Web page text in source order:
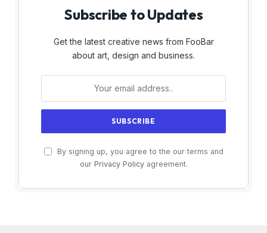
Subscribe to Updates
Get the latest creative news from FooBar
about art, design and business.
By signing up, you agree to the our terms and
our Privacy Policyagreement.